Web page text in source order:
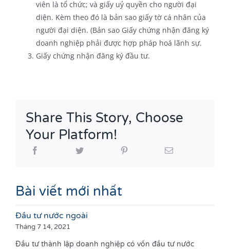
viên là tổ chức; và giấy uỷ quyền cho người đại
diện. Kèm theo đó là bản sao giấy tờ cá nhân của
người đại diện. (Bản sao Giấy chứng nhận đăng ký
doanh nghiệp phải được hợp pháp hoá lãnh sự.
Giấy chứng nhận đăng ký đầu tư.
Share This Story, Choose
Your Platform!
Bài viết mới nhất
Đầu tư nước ngoài
Tháng 7 14, 2021
Đầu tư thành lập doanh nghiệp có vốn đầu tư nước